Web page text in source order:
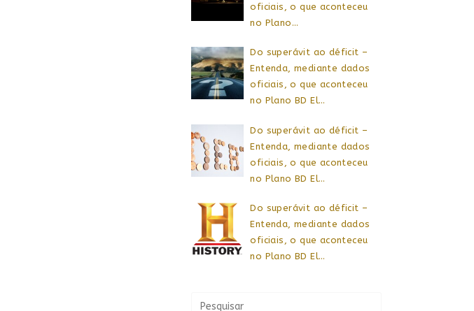
oficiais, o que aconteceu
no Plano…
Do superávit ao déficit –
Entenda, mediante dados
oficiais, o que aconteceu
no Plano BD El…
Do superávit ao déficit –
Entenda, mediante dados
oficiais, o que aconteceu
no Plano BD El…
Do superávit ao déficit –
Entenda, mediante dados
oficiais, o que aconteceu
no Plano BD El…